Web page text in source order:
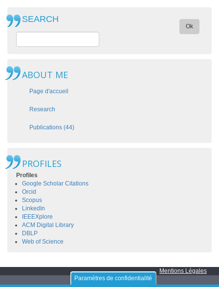
SEARCH
Ok
ABOUT ME
Page d'accueil
Research
Publications (44)
PROFILES
Profiles
Google Scholar Citations
Orcid
Scopus
LinkedIn
IEEEXplore
ACM Digital Library
DBLP
Web of Science
Mentions Légales
Paramètres de confidentialité